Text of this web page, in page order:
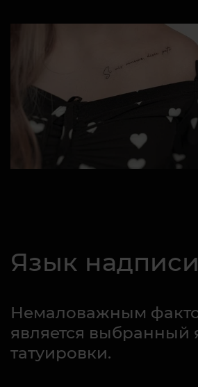
Язык надписи
Немаловажным
является выбранный
татуировки.